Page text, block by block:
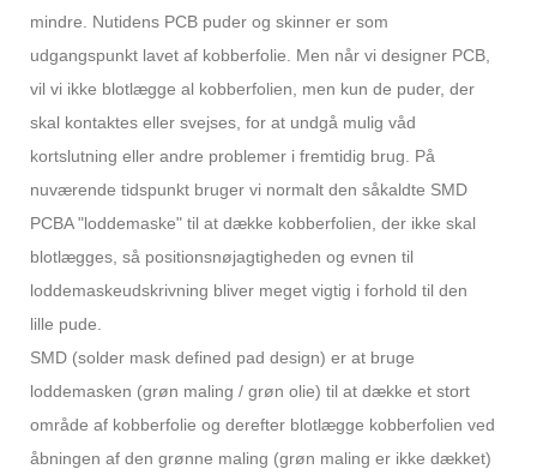
mindre. Nutidens PCB puder og skinner er som
udgangspunkt lavet af kobberfolie. Men når vi designer PCB,
vil vi ikke blotlægge al kobberfolien, men kun de puder, der
skal kontaktes eller svejses, for at undgå mulig våd
kortslutning eller andre problemer i fremtidig brug. På
nuværende tidspunkt bruger vi normalt den såkaldte SMD
PCBA "loddemaske" til at dække kobberfolien, der ikke skal
blotlægges, så positionsnøjagtigheden og evnen til
loddemaskeudskrivning bliver meget vigtig i forhold til den
lille pude.
SMD (solder mask defined pad design) er at bruge
loddemasken (grøn maling / grøn olie) til at dække et stort
område af kobberfolie og derefter blotlægge kobberfolien ved
åbningen af ​​den grønne maling (grøn maling er ikke dækket)